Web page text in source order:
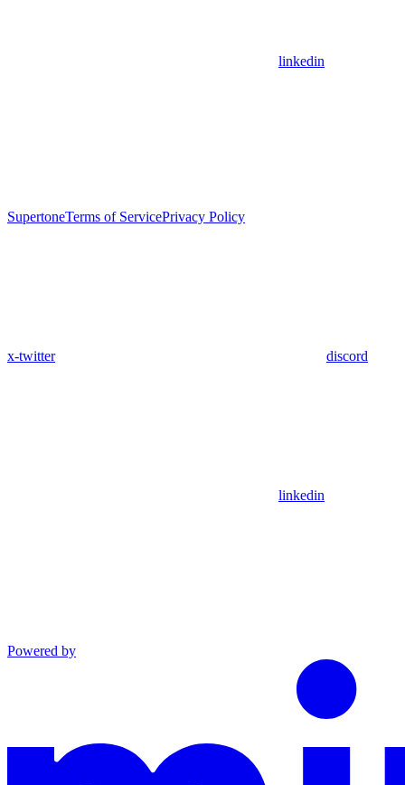
linkedin
SupertoneTerms of ServicePrivacy Policy
x-twitter discord
linkedin
Powered by